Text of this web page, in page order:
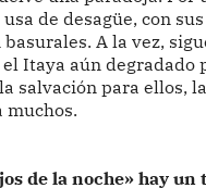
de desagüe, con
A la vez,
Itaya aún degradado
salvación para ellos,
muchos.
de la noche» hay un